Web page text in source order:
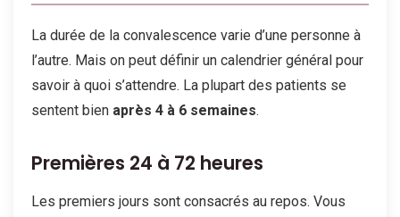
La durée de la convalescence varie d’une personne à
l’autre. Mais on peut définir un calendrier général pour
savoir à quoi s’attendre. La plupart des patients se
sentent bien après 4 à 6 semaines.
Premières 24 à 72 heures
Les premiers jours sont consacrés au repos. Vous